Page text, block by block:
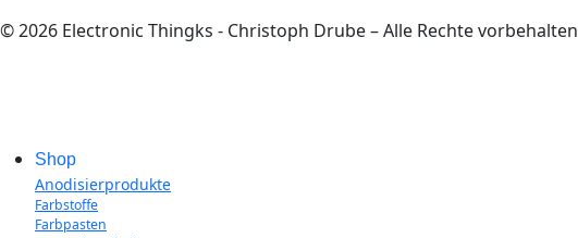
© 2026 Electronic Thingks - Christoph Drube – Alle Rechte vorbehalten
Shop
Anodisierprodukte
Farbstoffe
Farbpasten